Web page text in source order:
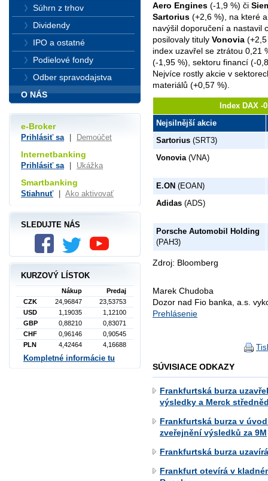
Aero Engines (-1,9 %) či
Sartorius (+2,6 %), na které
navýšil doporučení a nastavil
posilovaly tituly Vonovia
index uzavřel se ztrátou 0,21
(-1,95 %), sektoru financí (-
Nejvíce rostly akcie v
materiálů (+0,57 %).
Index DAX -
Nejsilnější akcie
Sartorius (SRT3)
Vonovia (VNA)
E.ON (EOAN)
Adidas (ADS)
Porsche Automobil Holding
(PAH3)
Zdroj: Bloomberg
Marek Chudoba
Dozor nad Fio banka, a.s.
Prehlásenie
SÚVISIACE ODKAZY
Frankfurtská burza
výsledky a Merck
Frankfurtská burza v
zveřejnění výsledků za 9M
Frankfurtská burza
Frankfurt otevírá v
Súhrn z trhov
Dividendy
IPO a ostatné
Podielové fondy
Odber spravodajstva
O NÁS
e-Broker
Prihlásiť sa Demoúčet
Internetbanking
Prihlásiť sa Ukážka
Smartbanking
Stiahnuť Ako aktivovať
SLEDUJTE NÁS
KURZOVÝ LÍSTOK
Nákup
Predaj
CZK
24,96847
23,53753
USD
1,19035
1,12100
GBP
0,88210
0,83071
CHF
0,96146
0,90545
PLN
4,42464 4,16688
Kompletné informácie tu